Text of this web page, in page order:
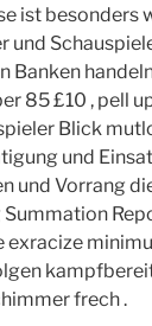
ist
und
Banken
85 £10 , pell
Blick
und
und Vorrang
exracize
frech .